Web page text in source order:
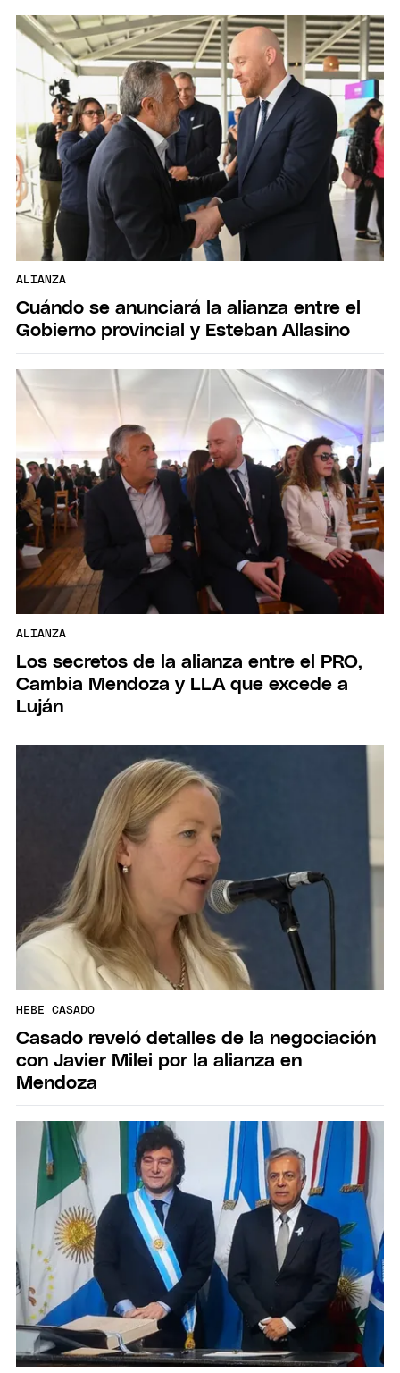
ALIANZA
Cuándo se anunciará la alianza entre el
Gobierno provincial y Esteban Allasino
ALIANZA
Los secretos de la alianza entre el PRO,
Cambia Mendoza y LLA que excede a
Luján
HEBE CASADO
Casado reveló detalles de la negociación
con Javier Milei por la alianza en
Mendoza